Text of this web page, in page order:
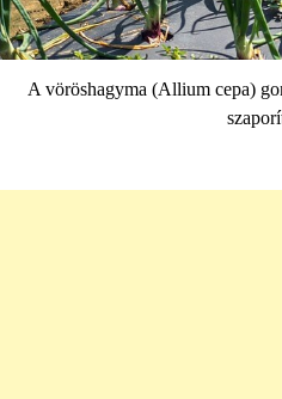
A vöröshagyma (Allium cepa)